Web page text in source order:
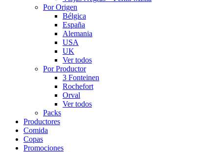
Por Origen
Bélgica
España
Alemania
USA
UK
Ver todos
Por Productor
3 Fonteinen
Rochefort
Orval
Ver todos
Packs
Productores
Comida
Copas
Promociones